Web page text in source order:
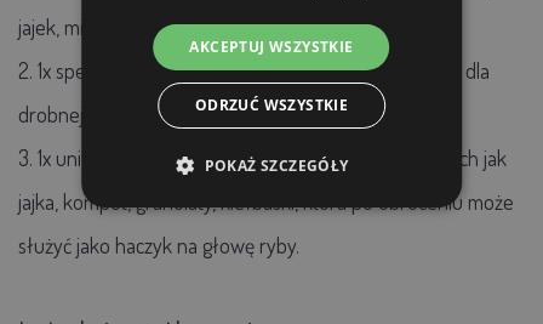
jajek, mięsa, ciasta, ryb).
2. 1x specjalną
przynętęw postacipelletu rybnego
dla
drobnej zwierzyny, wykonaną z ryb, mięsa i jaj.
3. 1x uniwersalną
łyżkę do zawieszania
przynęt takich jak
jajka, kompot, granulaty, kiełbaski, która po obróceniu może
służyć jako haczyk na głowę ryby.
AKCEPTUJ WSZYSTKIE
ODRZUĆ WSZYSTKIE
POKAŻ SZCZEGÓŁY